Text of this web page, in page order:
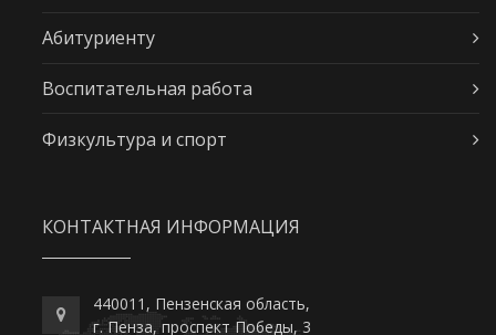
Абитуриенту
Воспитательная работа
Физкультура и спорт
КОНТАКТНАЯ ИНФОРМАЦИЯ
440011, Пензенская область,
г. Пенза, проспект Победы, 3